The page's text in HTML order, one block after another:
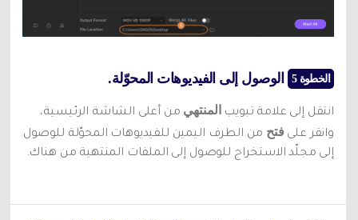
الخطوة 5 الوصول إلى الفيديوهات المحوّلة.
انتقل إلى علامة تبويب المنتهي من أعلى الشاشة الرئيسية،
وانقر على فتح من الطرف اليمين للفيديوهات المحوّلة للوصول
إلى مجلّد الاستخراج للوصول إلى الملفات المنتهية من هناك.